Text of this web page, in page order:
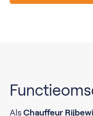
Als Chauffeur